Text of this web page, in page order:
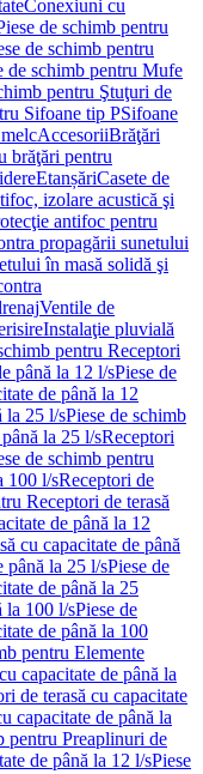
Conexiuni cu
de schimb pentru
de schimb pentru
de schimb pentru Mufe
pentru Ştuţuri de
Sifoane tip PSifoane
AccesoriiBrăţări
brăţări pentru
EtanșăriCasete de
izolare acustică şi
antifoc pentru
propagării sunetului
în masă solidă şi
Ventile de
Instalaţie pluvială
pentru Receptori
până la 12 l/sPiese de
de până la 12
la 25 l/sPiese de schimb
la 25 l/sReceptori
de schimb pentru
100 l/sReceptori de
Receptori de terasă
de până la 12
cu capacitate de până
până la 25 l/sPiese de
de până la 25
la 100 l/sPiese de
de până la 100
pentru Elemente
capacitate de până la
de terasă cu capacitate
capacitate de până la
pentru Preaplinuri de
de până la 12 l/sPiese